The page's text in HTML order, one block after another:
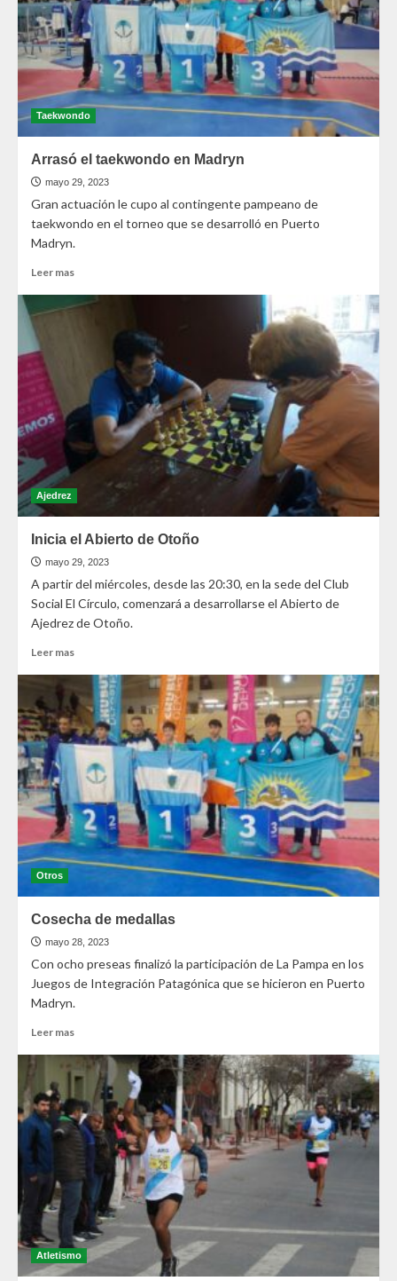
Taekwondo
Arrasó el taekwondo en Madryn
mayo 29, 2023
Gran actuación le cupo al contingente pampeano de
taekwondo en el torneo que se desarrolló en Puerto
Madryn.
Leer mas
Ajedrez
Inicia el Abierto de Otoño
mayo 29, 2023
A partir del miércoles, desde las 20:30, en la sede del Club
Social El Círculo, comenzará a desarrollarse el Abierto de
Ajedrez de Otoño.
Leer mas
Otros
Cosecha de medallas
mayo 28, 2023
Con ocho preseas finalizó la participación de La Pampa en los
Juegos de Integración Patagónica que se hicieron en Puerto
Madryn.
Leer mas
Atletismo